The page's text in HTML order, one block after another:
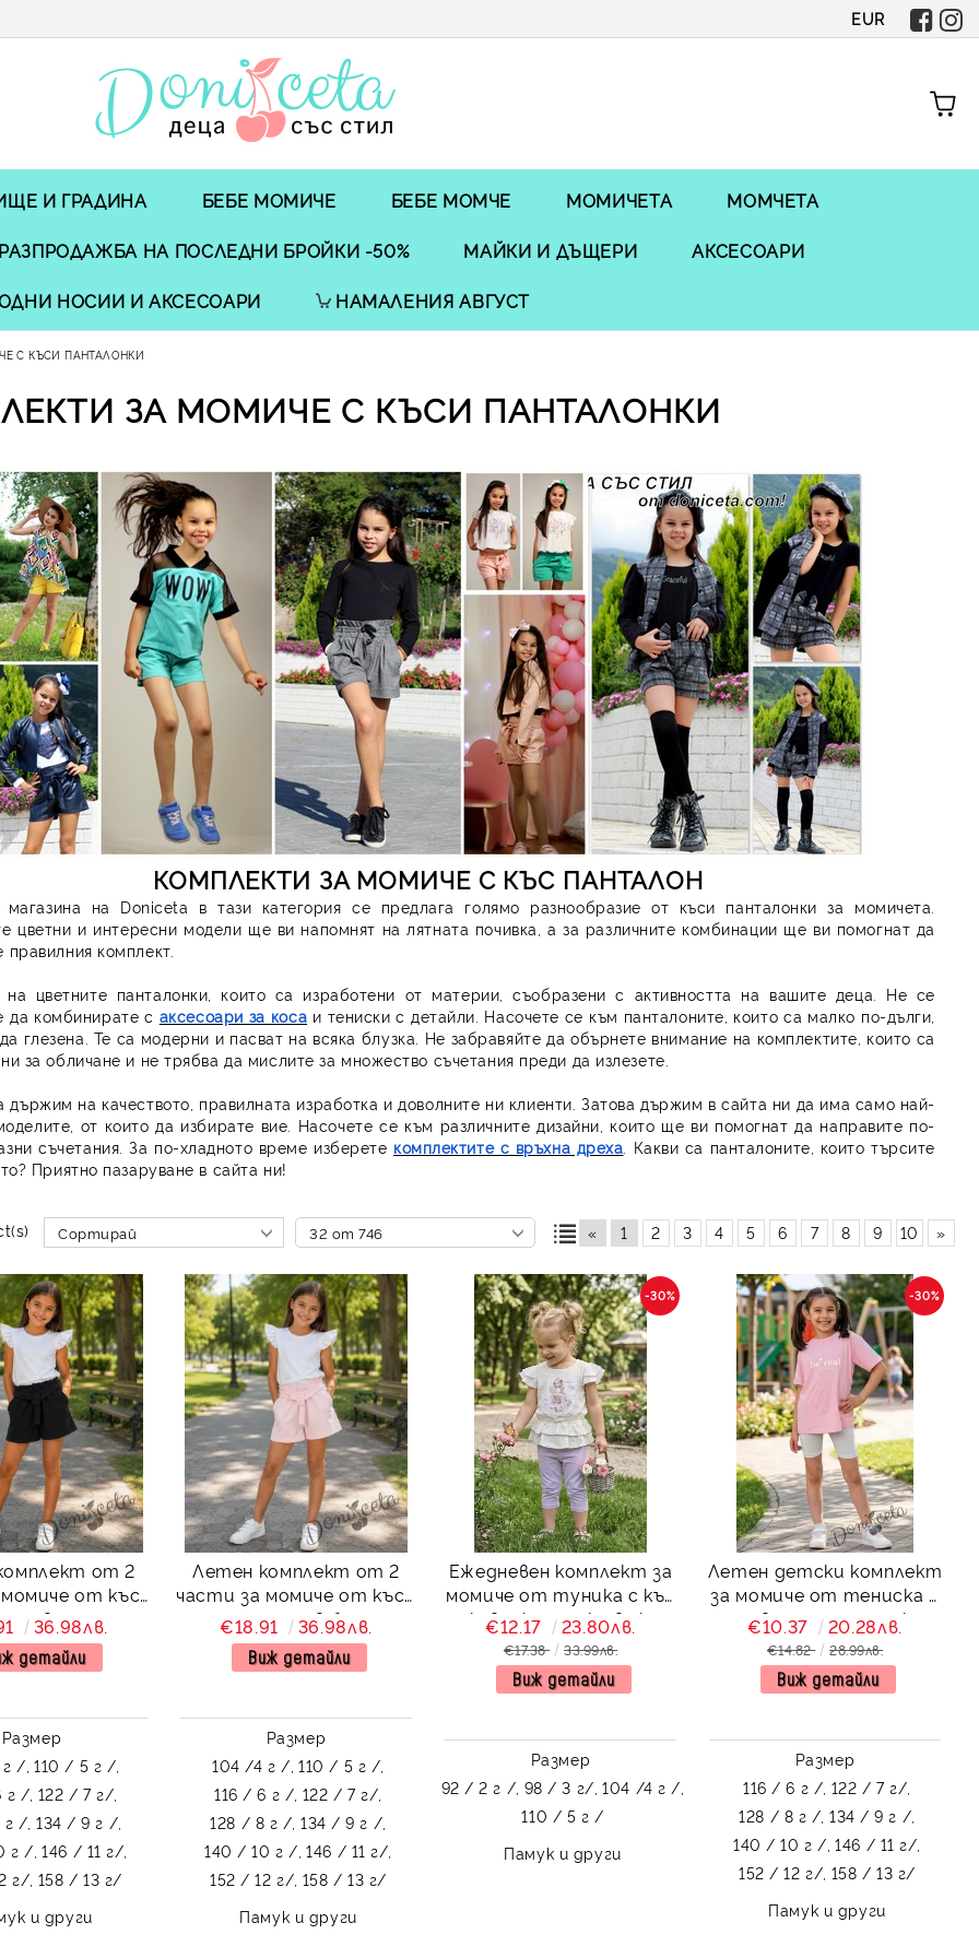
EUR
И ГРАДИНА БЕБЕ МОМИЧЕ БЕБЕ МОМЧЕ МОМИЧЕТА МОМЧЕТА
РАЗПРОДАЖБА НА ПОСЛЕДНИ БРОЙКИ -50% МАЙКИ И ДЪЩЕРИ АКСЕСОАРИ
НОСИИ И АКСЕСОАРИ НАМАЛЕНИЯ АВГУСТ
С КЪСИ ПАНТАЛОНКИ
ЗА МОМИЧЕ С КЪСИ ПАНТАЛОНКИ
КОМПЛЕКТИ ЗА МОМИЧЕ С КЪС ПАНТАЛОН
на Doniceta в тази категория се предлага голямо разнообразие от къси панталонки за момичета.
цветни и интересни модели ще ви напомнят на лятната почивка, а за различните комбинации ще ви помогнат да
правилния комплект.
на цветните панталонки, които са изработени от материи, съобразени с активността на вашите деца. Не се
да комбинирате с аксесоари за коса и тениски с детайли. Насочете се към панталоните, които са малко по-дълги,
глезена. Те са модерни и пасват на всяка блузка. Не забравяйте да обърнете внимание на комплектите, които са
за обличане и не трябва да мислите за множество съчетания преди да излезете.
държим на качеството, правилната изработка и доволните ни клиенти. Затова държим в сайта ни да има само най-
от които да избирате вие. Насочете се към различните дизайни, които ще ви помогнат да направите по-
съчетания. За по-хладното време изберете комплектите с връхна дреха . Какви са панталоните, които търсите
Приятно пазаруване в сайта ни!
« 1 2 3 4 5 6 7 8 9 10 »
от 2
от къси
в черно и
в бяло
36.98лв.
детайли
Размер
/, 110 / 5 г /,
г /, 122 / 7 г/,
/, 134 / 9 г /,
г /, 146 / 11 г/,
г/, 158 / 13 г/
и други
Летен комплект от 2
части за момиче от къси
панталони в бледо
розово и тениска в бяло
€18.91 36.98лв.
Виж детайли
Размер
104 /4 г /, 110 / 5 г /,
116 / 6 г /, 122 / 7 г/,
128 / 8 г /, 134 / 9 г /,
140 / 10 г /, 146 / 11 г/,
152 / 12 г/, 158 / 13 г/
Памук и други
Ежедневен комплект за
момиче от туника с къс
ръкав и къдрички в екрю
и 7/8 клин в
светлолилаво
-30%
€12.17 23.80лв.
€17.38 33.99лв.
Виж детайли
Размер
92 / 2 г /, 98 / 3 г/, 104 /4 г /,
110 / 5 г /
Памук и други
Летен детски комплект
за момиче от тениска в
розово с надписи и къс
клин в бяло
-30%
€10.37 20.28лв.
€14.82 28.99лв.
Виж детайли
Размер
116 / 6 г /, 122 / 7 г/,
128 / 8 г /, 134 / 9 г /,
140 / 10 г /, 146 / 11 г/,
152 / 12 г/, 158 / 13 г/
Памук и други